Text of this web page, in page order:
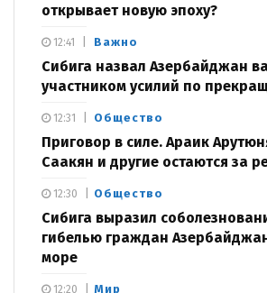
открывает новую эпоху?
Важно
Сибига назвал Азербайджан
участником усилий по
12:41
Общество
Приговор в силе. Араик
Саакян и другие остаются за
12:31
Общество
Сибига выразил
гибелью граждан
море
12:30
Мир
12:20